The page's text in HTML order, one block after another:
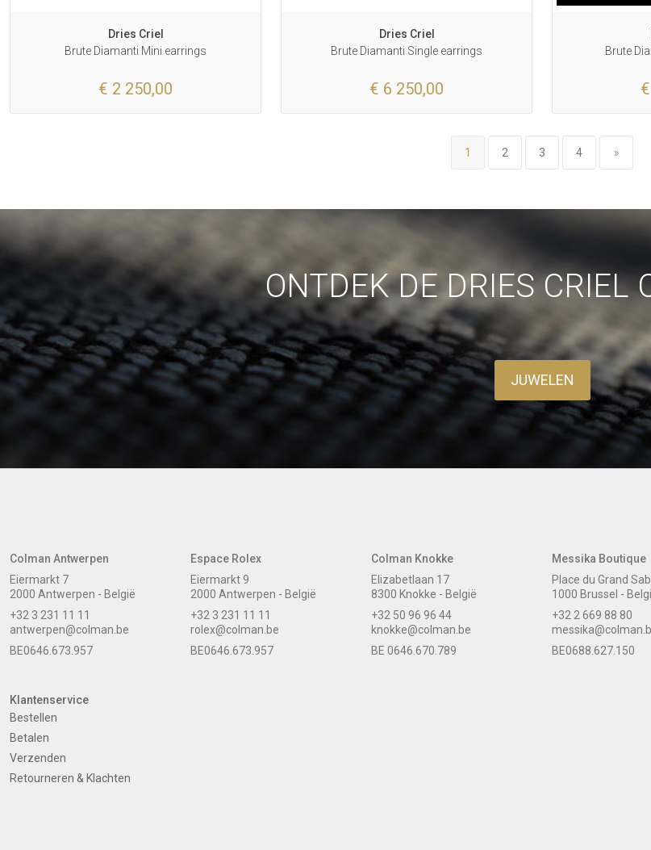
Dries Criel
Brute Diamanti Mini earrings
€ 2 250,00
Dries Criel
Brute Diamanti Single earrings
€ 6 250,00
Brute
1 2 3 4 »
ONTDEK DE DRIES CRIEL
JUWELEN
Colman Antwerpen
Eiermarkt 7
2000 Antwerpen - België
+32 3 231 11 11
antwerpen@colman.be
BE0646.673.957
Espace Rolex
Eiermarkt 9
2000 Antwerpen - België
+32 3 231 11 11
rolex@colman.be
BE0646.673.957
Colman Knokke
Elizabetlaan 17
8300 Knokke - België
+32 50 96 96 44
knokke@colman.be
BE 0646.670.789
Messika Boutique
Place du Grand
1000 Brussel -
+32 2 669 88 80
BE0688.627.150
Klantenservice
Bestellen
Betalen
Verzenden
Retourneren & Klachten